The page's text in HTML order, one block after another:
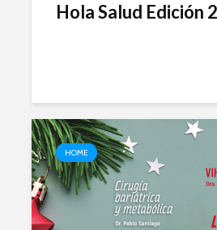
Hola Salud Edición
HOME